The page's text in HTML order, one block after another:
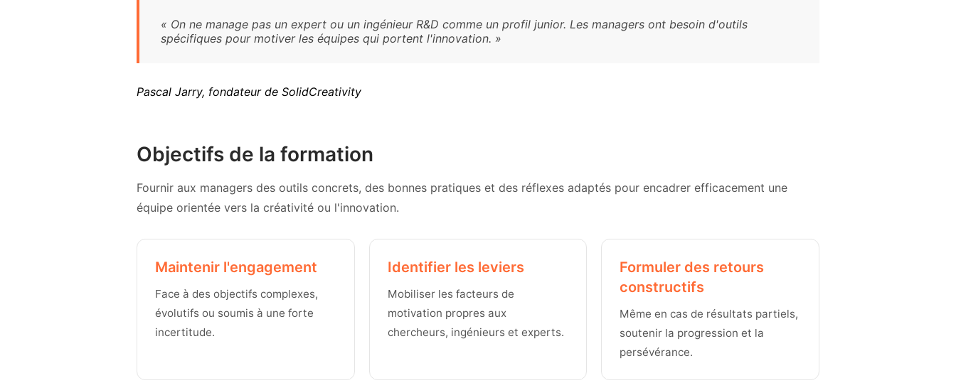
« On ne manage pas un expert ou un ingénieur R&D comme un profil junior. Les managers ont besoin d'outils
spécifiques pour motiver les équipes qui portent l'innovation. »
Pascal Jarry, fondateur de SolidCreativity
Objectifs de la formation
Fournir aux managers des outils concrets, des bonnes pratiques et des réflexes adaptés pour encadrer efficacement une
équipe orientée vers la créativité ou l'innovation.
Maintenir l'engagement
Face à des objectifs complexes,
évolutifs ou soumis à une forte
incertitude.
Identifier les leviers
Mobiliser les facteurs de
motivation propres aux
chercheurs, ingénieurs et experts.
Formuler des retours
constructifs
Même en cas de résultats partiels,
soutenir la progression et la
persévérance.